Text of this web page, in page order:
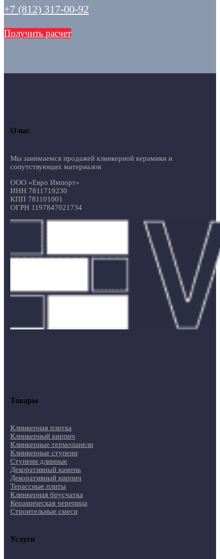
+7 (812) 317-00-92
Получить расчет
О нас
Мы занимаемся продажей клинкерной керамики и
сопутствующих материалов
ООО «Евро Импорт»
ИНН 7811719230
КПП 781101001
ОГРН 1197847021734
Товары
Клинкерная плитка
Клинкерный кирпич
Клинкерные термопанели
Клинкерные ступени
Ступени длинные
Декоративный камень
Декоративный кирпич
Терассные плиты
Клинкерная брусчатка
Керамическая черепица
Строительные смеси
Услуги